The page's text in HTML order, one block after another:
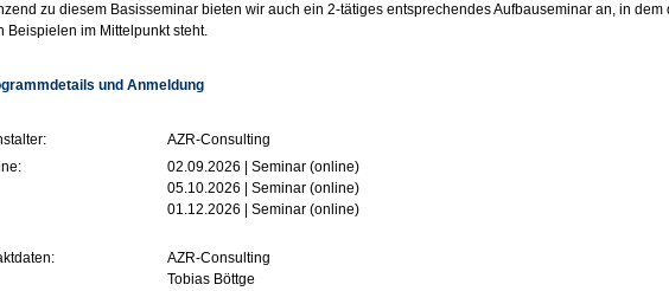
zu diesem Basisseminar bieten wir auch ein 2-tätiges entsprechendes Aufbauseminar an, in
Beispielen im Mittelpunkt steht.
und Anmeldung
AZR-Consulting
02.09.2026 | Seminar (online)
05.10.2026 | Seminar (online)
01.12.2026 | Seminar (online)
AZR-Consulting
Tobias Böttge